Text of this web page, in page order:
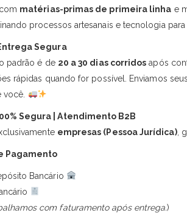
matérias-primas de primeira linha e
processos artesanais e tecnologia
Segura
padrão é de 20 a 30 dias corridos após
rápidas quando for possível. Enviamos
você.
Segura | Atendimento B2B
empresas (Pessoa Jurídica),
Pagamento
Bancário
com faturamento após entrega.)